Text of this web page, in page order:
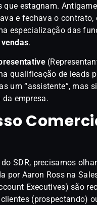
estagnam.
e fechava o contrato,
especialização das
.
qualificação de leads
um “assistente”, mas
empresa.
SDR, precisamos
por Aaron Ross na
Executives) são
(prospectando)